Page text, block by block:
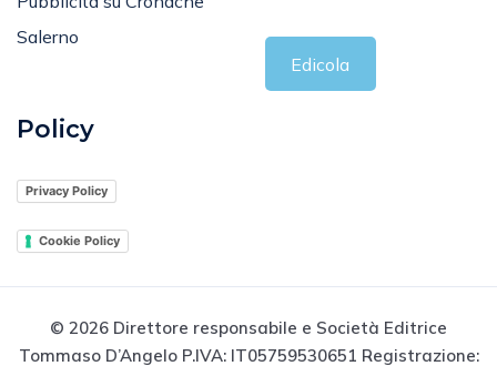
Salerno
Edicola
Tommaso D’Angelo P.IVA: IT05759530651 Registrazione:
Registro della stampa n. 1 in data 8.02.2011 - Registro